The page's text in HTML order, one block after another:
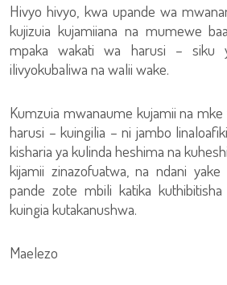
Hivyo hivyo, kwa upande wa
kujizuia kujamiiana na mumewe
mpaka wakati wa harusi – siku
ilivyokubaliwa na walii wake.
Kumzuia mwanaume kujamii na
harusi – kuingilia – ni jambo
kisharia ya kulinda heshima na
kijamii zinazofuatwa, na ndani
pande zote mbili katika
kuingia kutakanushwa.
Maelezo